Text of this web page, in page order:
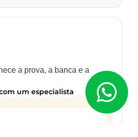
a prova, a banca e a
um especialista